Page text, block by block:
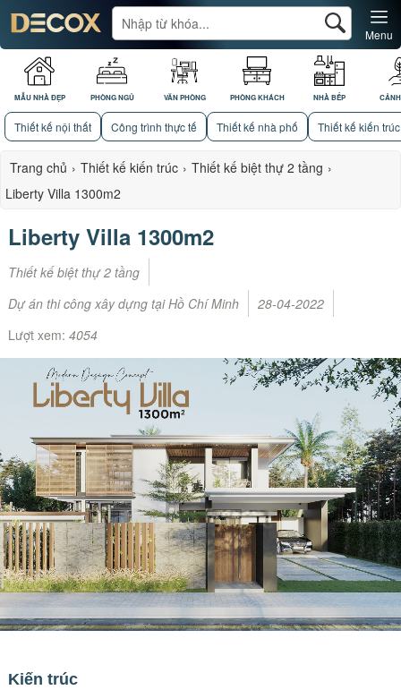
MẪU NHÀ ĐẸP PHÒNG NGỦ VĂN PHÒNG PHÒNG KHÁCH NHÀ BẾP
Menu
Thiết kế nội thất Công trình thực tế Thiết kế nhà phố Thiết kế kiến trúc
Trang chủ › Thiết kế kiến trúc › Thiết kế biệt thự 2 tầng ›
Liberty Villa 1300m2
Liberty Villa 1300m2
Thiết kế biệt thự 2 tầng
Dự án thi công xây dựng tại Hồ Chí Minh
28-04-2022
Lượt xem: 4054
Kiến trúc